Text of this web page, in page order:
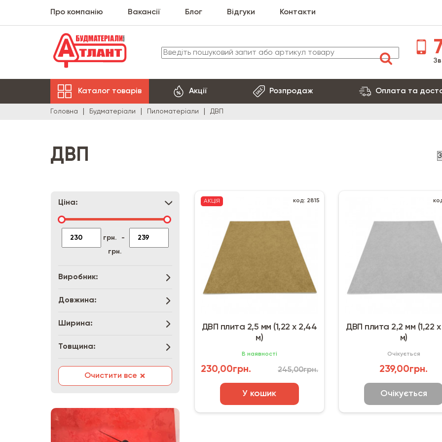
Про компанію Вакансії Блог Відгуки Контакти
Каталог товарів Акції Розпродаж Оплата та
Головна Будматеріали Пиломатеріали ДВП
ДВП
Ціна:
грн. -
грн.
Виробник:
Довжина:
Ширина:
Товщина:
Очистити все ×
АКЦІЯ код: 2815
ДВП плита 2,5 мм (1,22 х 2,44
м)
В наявності
230,00грн. 245,00грн.
У кошик
ДВП плита 2,2 мм (1,22
м)
Очікується
239,00грн.
Очікується